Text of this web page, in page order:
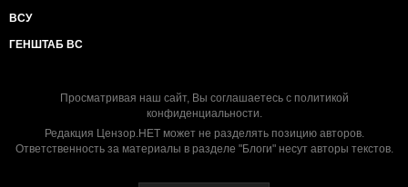
ВСУ
ГЕНШТАБ ВС
Просматривая наш сайт, Вы соглашаетесь с политикой
конфиденциальности.
Редакция Цензор.НЕТ может не разделять позицию авторов.
Ответственность за материалы в разделе "Блоги" несут авторы текстов.